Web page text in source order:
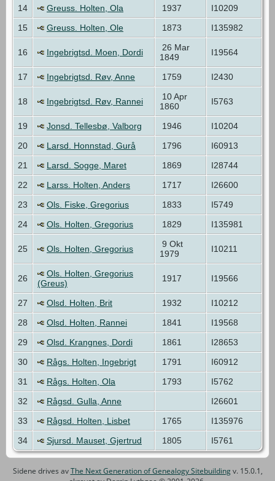
14
Greuss. Holten, Ola 1937
I10209
15
Greuss. Holten, Ole 1873 I135982
16 Ingebrigtsd. Moen, Dordi
26 Mar
1849
I19564
17 Ingebrigtsd. Røv, Anne 1759 I2430
18 Ingebrigtsd. Røv, Rannei
10 Apr
1860
I5763
19 Jonsd. Tellesbø, Valborg 1946
I10204
20
Larsd. Honnstad, Gurå 1796
I60913
21
Larsd. Sogge, Maret 1869
I28744
22
Larss. Holten, Anders 1717
I26600
23
Ols. Fiske, Gregorius 1833
I5749
24
Ols. Holten, Gregorius 1829 I135981
25 Ols. Holten, Gregorius
9 Okt
1979
I10211
26
Ols. Holten, Gregorius
(Greus)
1917 I19566
27 Olsd. Holten, Brit 1932
I10212
28
Olsd. Holten, Rannei 1841
I19568
29
Olsd. Krangnes, Dordi 1861
I28653
30
Rågs. Holten, Ingebrigt 1791
I60912
31
Rågs. Holten, Ola 1793
I5762
32
Rågsd. Gulla, Anne
I26601
33
Rågsd. Holten, Lisbet 1765
I135976
34
Sjursd. Mauset, Gjertrud 1805 I5761
Sidene drives avThe Next Generation of Genealogy Sitebuildingv. 15.0.1,